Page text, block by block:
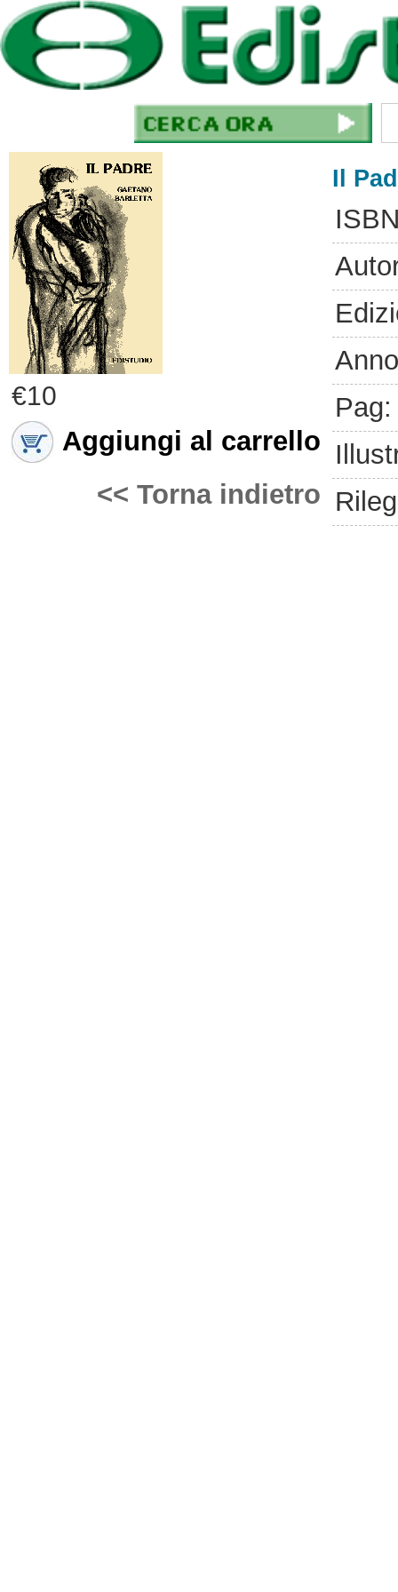
€10
Aggiungi al carrello
<< Torna indietro
Il
Pag: